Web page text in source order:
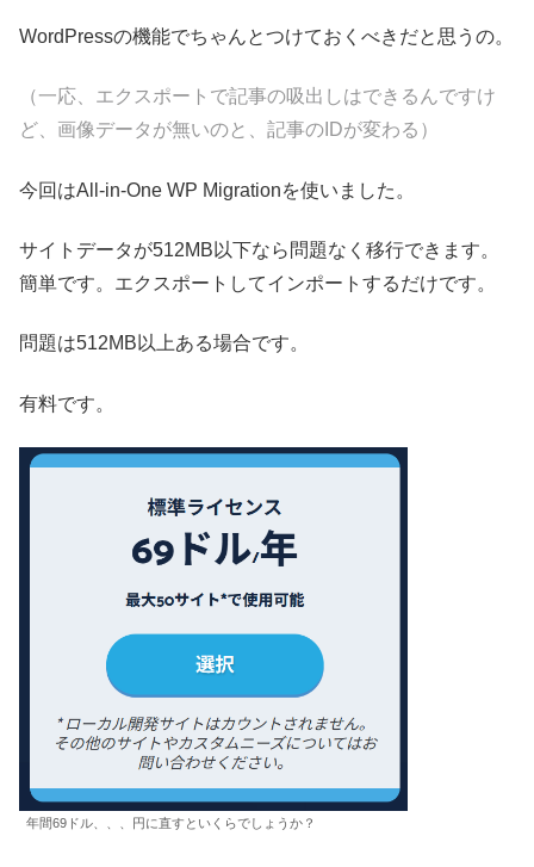
WordPressの機能でちゃんとつけておくべきだと思うの。
（一応、エクスポートで記事の吸出しはできるんですけ
ど、画像データが無いのと、記事のIDが変わる）
今回はAll-in-One WP Migrationを使いました。
サイトデータが512MB以下なら問題なく移行できます。
簡単です。エクスポートしてインポートするだけです。
問題は512MB以上ある場合です。
有料です。
年間69ドル、、、円に直すといくらでしょうか？